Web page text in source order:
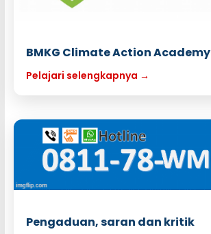
BMKG Climate Action Academy
Pelajari selengkapnya →
Pengaduan, saran dan kritik